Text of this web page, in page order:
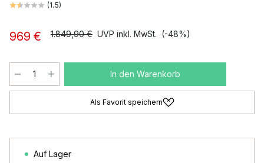
(1.5)
969 € 1.849,90 € UVP inkl. MwSt. (-48%)
In den Warenkorb
Als Favorit speichern
Auf Lager